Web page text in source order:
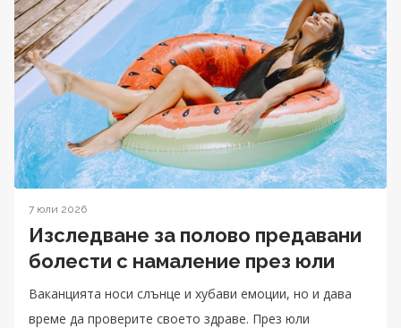
7 юли 2026
Изследване за полово предавани
болести с намаление през юли
Ваканцията носи слънце и хубави емоции, но и дава
време да проверите своето здраве. През юли